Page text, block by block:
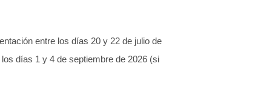
entre los días 20 y 22 de julio de
días 1 y 4 de septiembre de 2026 (si